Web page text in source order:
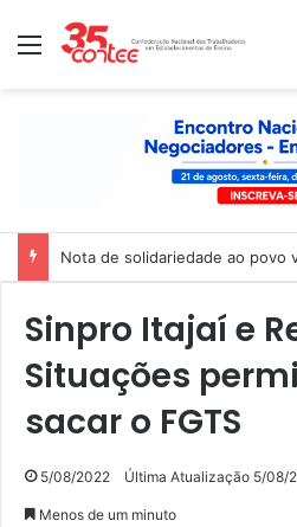
Menu
Nota de solidariedade ao povo
Sinpro Itajaí e
Situações
sacar o FGTS
5/08/2022 Última Atualização 5/08/
Menos de um minuto